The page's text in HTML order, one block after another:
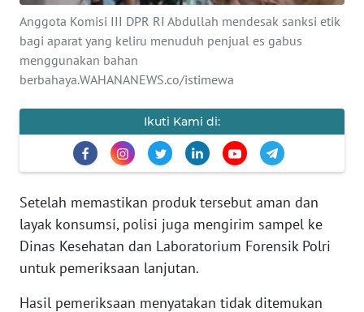
Anggota Komisi III DPR RI Abdullah mendesak sanksi etik
bagi aparat yang keliru menuduh penjual es gabus
menggunakan bahan
berbahaya.WAHANANEWS.co/istimewa
Ikuti Kami di:
Setelah memastikan produk tersebut aman dan
layak konsumsi, polisi juga mengirim sampel ke
Dinas Kesehatan dan Laboratorium Forensik Polri
untuk pemeriksaan lanjutan.
Hasil pemeriksaan menyatakan tidak ditemukan
SERBA-SERBI
PENDIDIKAN
Informasi
INDEKS